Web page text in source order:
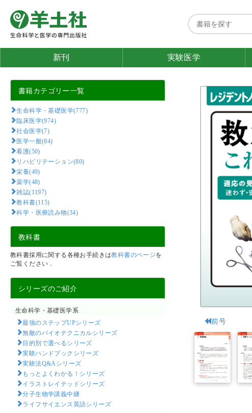
新刊 実験医学
書籍カテゴリー一覧
生命科学・基礎医学(777)
臨床医学(974)
社会医学(7)
医学一般(84)
看護(50)
リハビリテーション(80)
栄養(49)
薬学(48)
雑誌(1197)
教科書(115)
科学・医療読み物(34)
教科書
教科書採用に関する各種お手続きは教科書のページを
ご覧ください．
シリーズのご紹介
生命科学・基礎医学系
最強のステップUPシリーズ
無敵のバイオテクニカルシリーズ
目的別で選べるシリーズ
実験ハンドブックシリーズ
実験法Q&Aシリーズ
もっとよくわかる！シリーズ
イラストレイテッドシリーズ
分子生物学講義中継
ライフサイエンス英語シリーズ
前号